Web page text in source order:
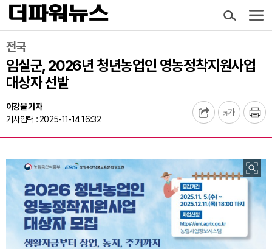
전국
임실군, 2026년 청년농업인 영농정착지원사업
대상자 선발
이강율 기자
기사입력 : 2025-11-14 16:32